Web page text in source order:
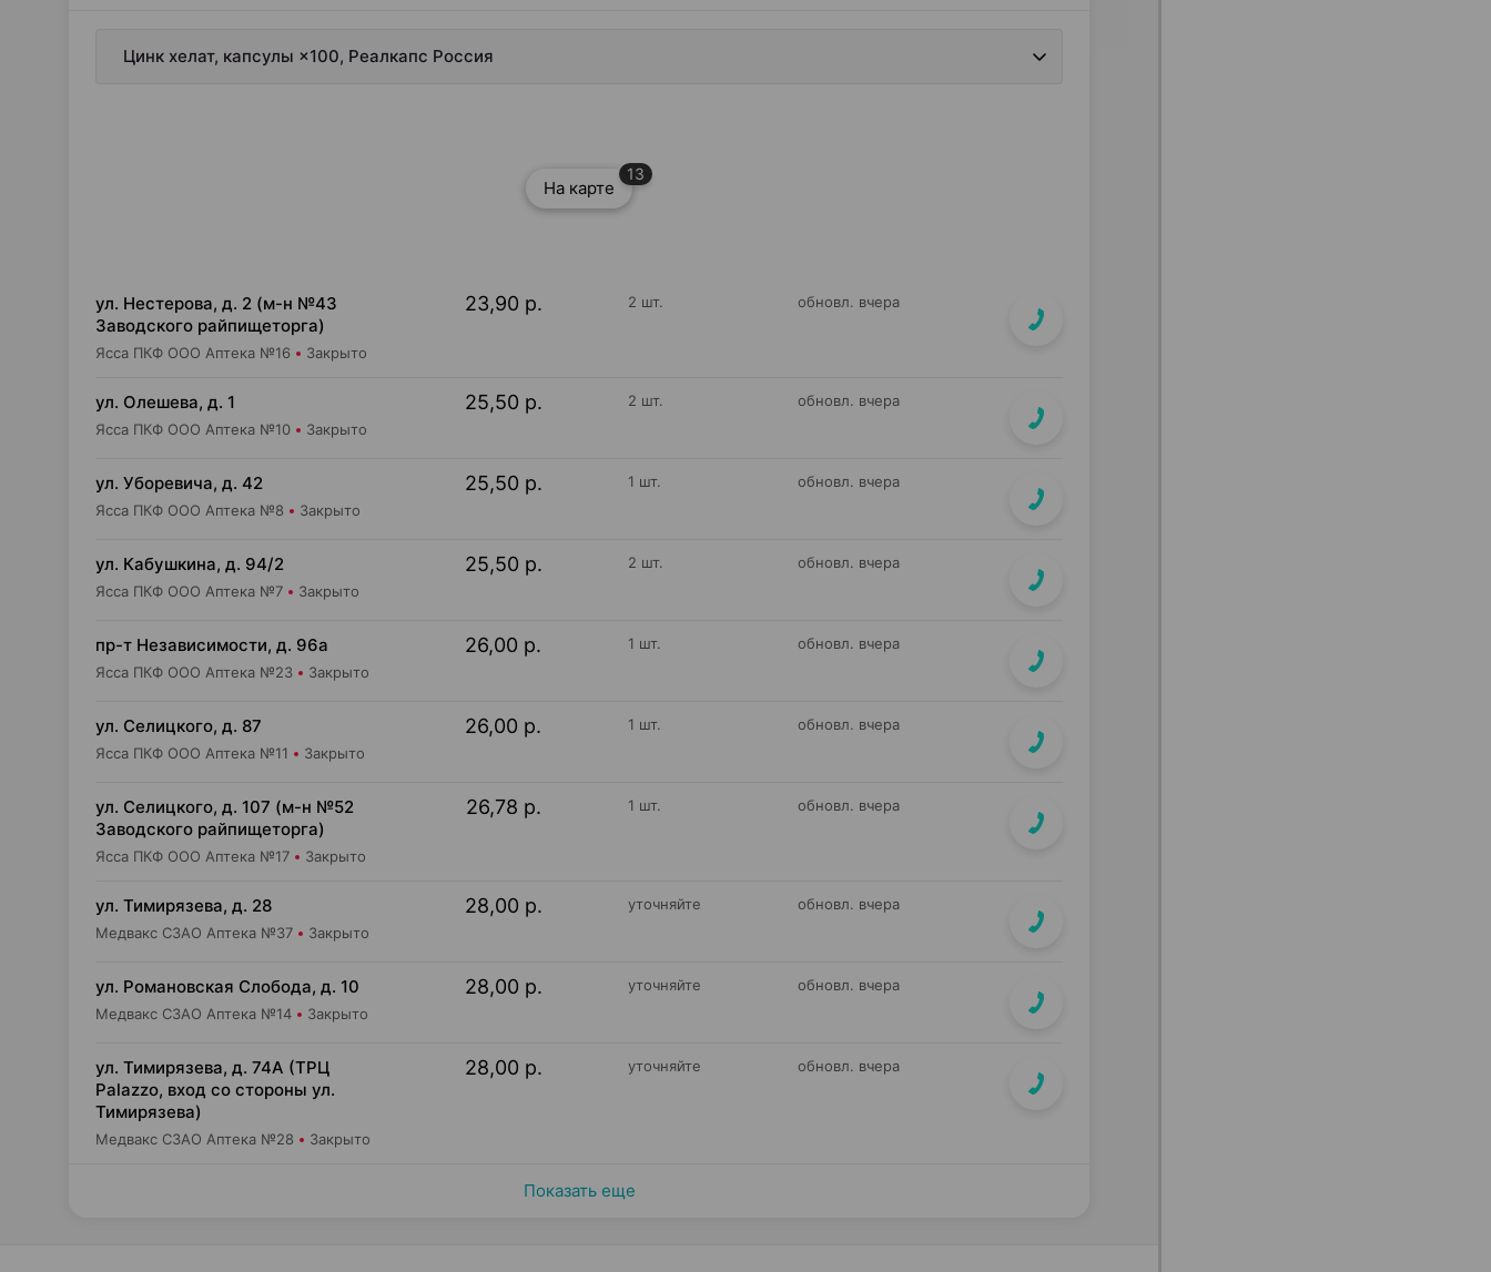
Цинк хелат, капсулы ×100, Реалкапс Россия
На карте
13
ул. Нестерова, д. 2 (м-н №43
Заводского райпищеторга)
Ясса ПКФ ООО Аптека №16 Закрыто
23,90 р. 2 шт. обновл. вчера
ул. Олешева, д. 1
Ясса ПКФ ООО Аптека №10 Закрыто
25,50 р. 2 шт. обновл. вчера
ул. Уборевича, д. 42
Ясса ПКФ ООО Аптека №8 Закрыто
25,50 р. 1 шт. обновл. вчера
ул. Кабушкина, д. 94/2
Ясса ПКФ ООО Аптека №7 Закрыто
25,50 р. 2 шт. обновл. вчера
пр-т Независимости, д. 96а
Ясса ПКФ ООО Аптека №23 Закрыто
26,00 р. 1 шт. обновл. вчера
ул. Селицкого, д. 87
Ясса ПКФ ООО Аптека №11 Закрыто
26,00 р. 1 шт. обновл. вчера
ул. Селицкого, д. 107 (м-н №52
Заводского райпищеторга)
Ясса ПКФ ООО Аптека №17 Закрыто
26,78 р. 1 шт. обновл. вчера
ул. Тимирязева, д. 28
Медвакс СЗАО Аптека №37 Закрыто
28,00 р. уточняйте обновл. вчера
ул. Романовская Слобода, д. 10
Медвакс СЗАО Аптека №14 Закрыто
28,00 р. уточняйте обновл. вчера
ул. Тимирязева, д. 74А (ТРЦ
Palazzo, вход со стороны ул.
Тимирязева)
Медвакс СЗАО Аптека №28 Закрыто
28,00 р. уточняйте обновл. вчера
Показать еще